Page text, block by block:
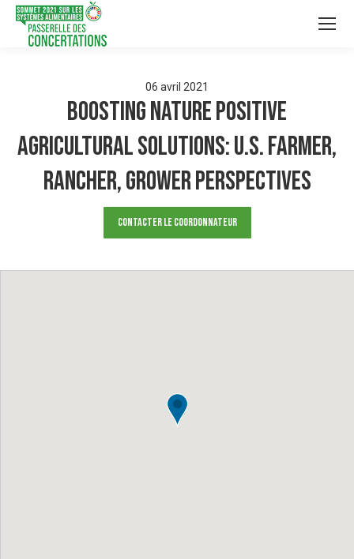
06 avril 2021
Boosting Nature Positive
Agricultural Solutions: U.S. Farmer,
Rancher, Grower Perspectives
Contacter le Coordonnateur